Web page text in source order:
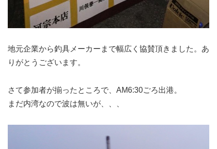
地元企業から釣具メーカーまで幅広く協賛頂きました。あ
りがとうございます。
さて参加者が揃ったところで、AM6:30ごろ出港。
まだ内湾なので波は無いが、、、